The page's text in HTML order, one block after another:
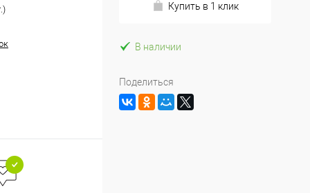
Купить в 1 клик
В наличии
Поделиться